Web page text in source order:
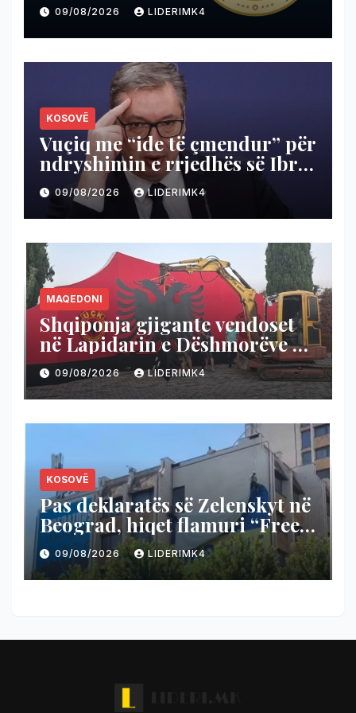
09/08/2026 LIDERIMK4
KOSOVË
Vuçiq me “ide të çmendur” për
ndryshimin e rrjedhës së Ibrit
për të shterur Ujmanin
09/08/2026 LIDERIMK4
MAQEDONI
Shqiponja gjigante vendoset
në Lapidarin e Dëshmorëve në
fshatin Hotël të Likovës
(Kumanovë)
09/08/2026 LIDERIMK4
KOSOVË
Pas deklaratës së Zelenskyt në
Beograd, hiqet flamuri “Free
Ukraine” në Prishtinë (Video)
09/08/2026 LIDERIMK4